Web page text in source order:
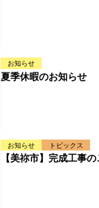
お知らせ
夏季休暇のお知らせ
お知らせ トピックス
【美祢市】完成工事の